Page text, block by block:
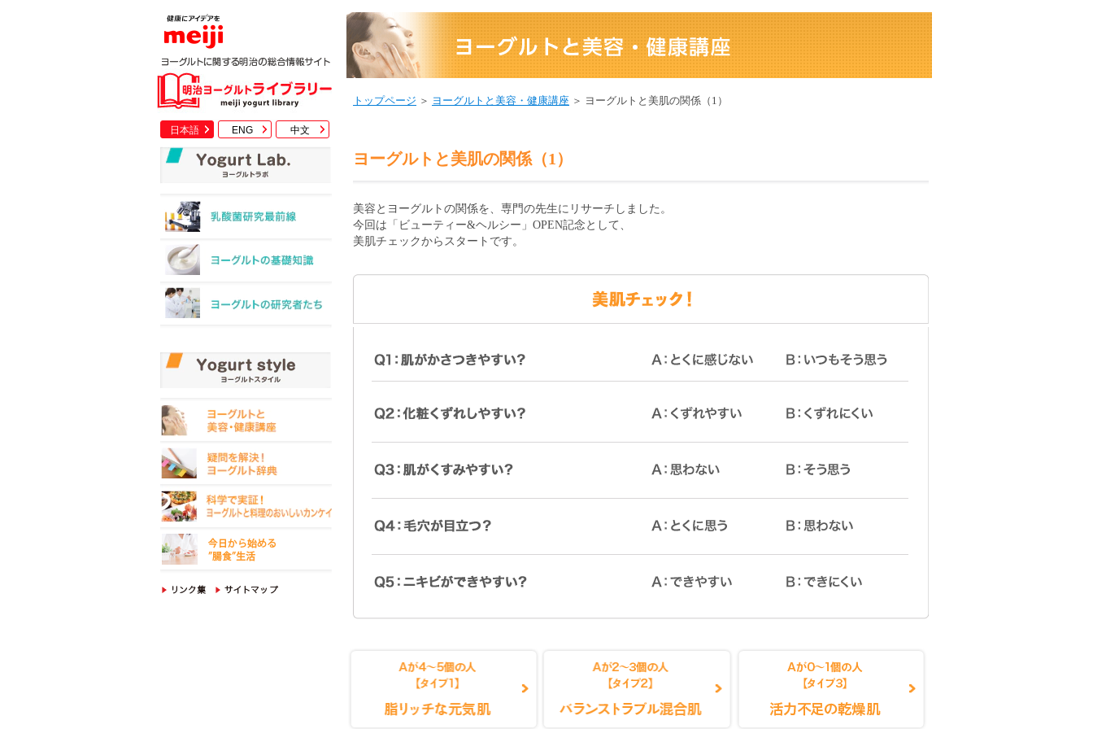
日本語 ENG 中文
トップページ ＞ ヨーグルトと美容・健康講座 ＞ ヨーグルトと美肌の関係（1）
ヨーグルトと美肌の関係（1）
美容とヨーグルトの関係を、専門の先生にリサーチしました。
今回は「ビューティー&ヘルシー」OPEN記念として、
美肌チェックからスタートです。